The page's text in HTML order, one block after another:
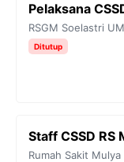
Pelaksana
RSGM Soelastri
Ditutup
Staff CSSD RS
Rumah Sakit